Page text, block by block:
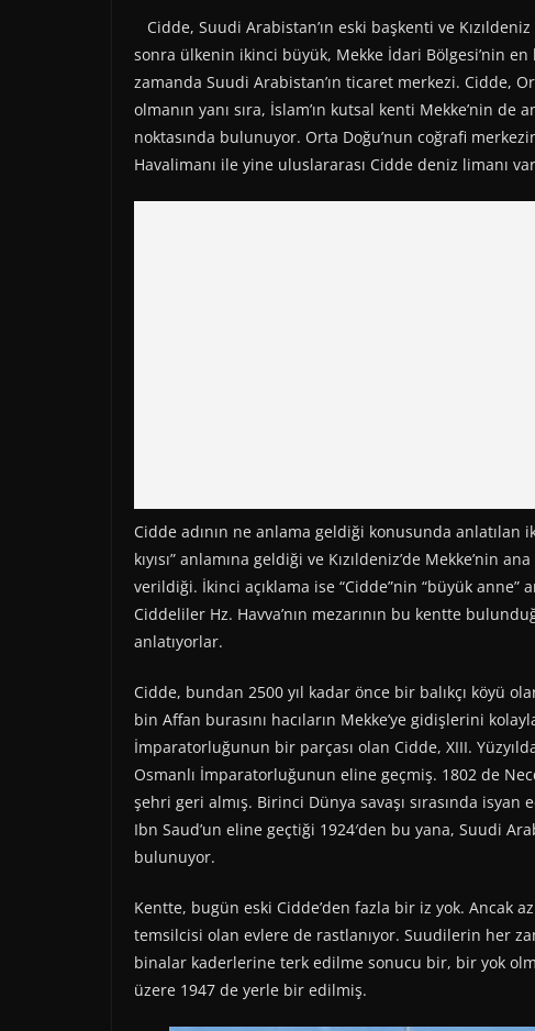
Cidde, Suudi Arabistan’ın eski başkenti ve
sonra ülkenin ikinci büyük, Mekke İdari Bölgesi’nin
zamanda Suudi Arabistan’ın ticaret merkezi. Cidde,
olmanın yanı sıra, İslam’ın kutsal kenti Mekke’nin
noktasında bulunuyor. Orta Doğu’nun coğrafi
Havalimanı ile yine uluslararası Cidde deniz limanı
Cidde adının ne anlama geldiği konusunda anlatılan
kıyısı” anlamına geldiği ve Kızıldeniz’de Mekke’nin
verildiği. İkinci açıklama ise “Cidde”nin “büyük
Ciddeliler Hz. Havva’nın mezarının bu kentte
anlatıyorlar.
Cidde, bundan 2500 yıl kadar önce bir balıkçı köyü
bin Affan burasını hacıların Mekke’ye gidişlerini
İmparatorluğunun bir parçası olan Cidde, XIII.
Osmanlı İmparatorluğunun eline geçmiş. 1802 de
şehri geri almış. Birinci Dünya savaşı sırasında
Ibn Saud’un eline geçtiği 1924′den bu yana, Suudi
bulunuyor.
Kentte, bugün eski Cidde’den fazla bir iz yok. Ancak
temsilcisi olan evlere de rastlanıyor. Suudilerin her
binalar kaderlerine terk edilme sonucu bir, bir yok
üzere 1947 de yerle bir edilmiş.